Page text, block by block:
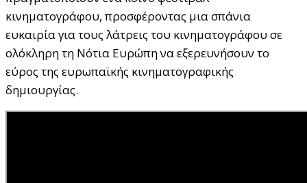
κινηματογράφου, προσφέροντας μια σπάνια
ευκαιρία για τους λάτρεις του κινηματογράφου σε
ολόκληρη τη Νότια Ευρώπη να εξερευνήσουν το
εύρος της ευρωπαϊκής κινηματογραφικής
δημιουργίας.